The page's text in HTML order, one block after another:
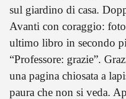
sul giardino di casa.
Avanti con coraggio:
ultimo libro in secondo
“Professore: grazie”.
una pagina chiosata a
paura che non si veda.